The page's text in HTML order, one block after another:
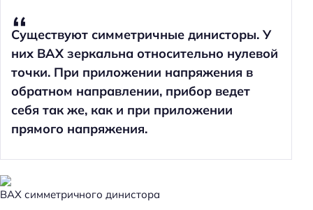
Существуют симметричные динисторы. У
них ВАХ зеркальна относительно нулевой
точки. При приложении напряжения в
обратном направлении, прибор ведет
себя так же, как и при приложении
прямого напряжения.
ВАХ симметричного динистора
Н
т
и